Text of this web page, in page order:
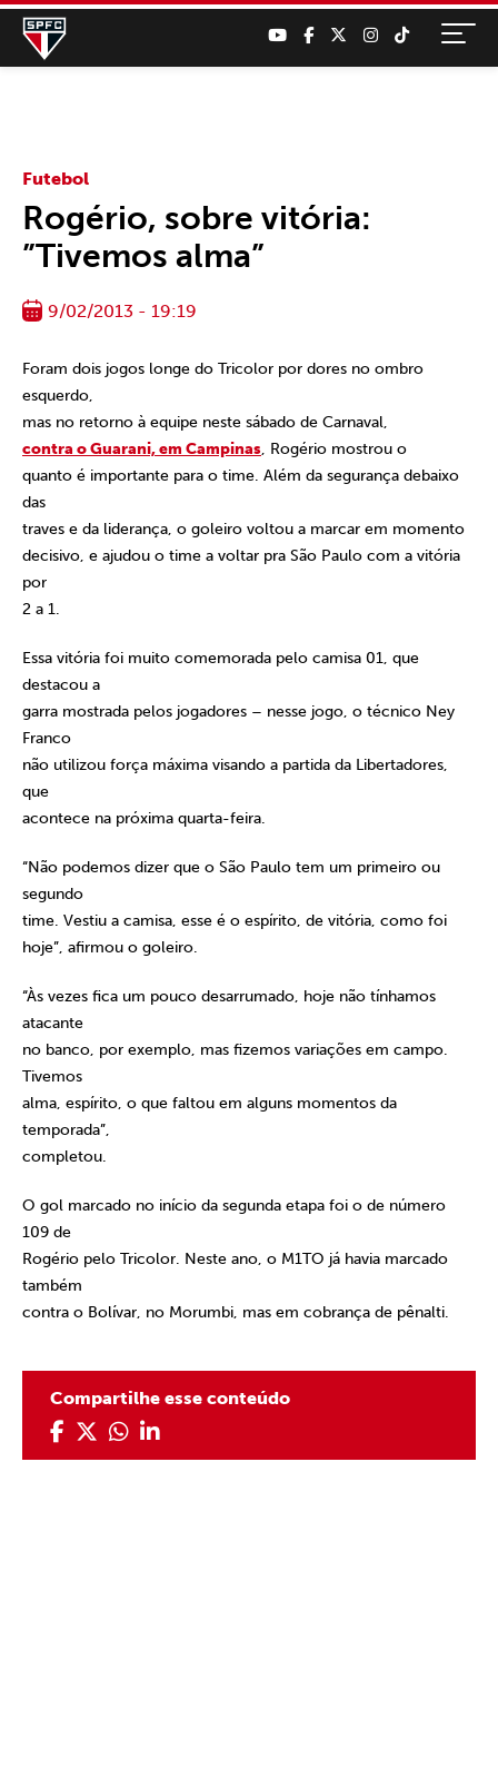
Futebol
Rogério, sobre vitória:
”Tivemos alma”
9/02/2013 - 19:19
Foram dois jogos longe do Tricolor por dores no ombro
esquerdo,
mas no retorno à equipe neste sábado de Carnaval,
contra o Guarani, em Campinas, Rogério mostrou o
quanto é importante para o time. Além da segurança debaixo
das
traves e da liderança, o goleiro voltou a marcar em momento
decisivo, e ajudou o time a voltar pra São Paulo com a vitória
por
2 a 1.
Essa vitória foi muito comemorada pelo camisa 01, que
destacou a
garra mostrada pelos jogadores – nesse jogo, o técnico Ney
Franco
não utilizou força máxima visando a partida da Libertadores,
que
acontece na próxima quarta-feira.
“Não podemos dizer que o São Paulo tem um primeiro ou
segundo
time. Vestiu a camisa, esse é o espírito, de vitória, como foi
hoje”, afirmou o goleiro.
“Às vezes fica um pouco desarrumado, hoje não tínhamos
atacante
no banco, por exemplo, mas fizemos variações em campo.
Tivemos
alma, espírito, o que faltou em alguns momentos da
temporada”,
completou.
O gol marcado no início da segunda etapa foi o de número
109 de
Rogério pelo Tricolor. Neste ano, o M1TO já havia marcado
também
contra o Bolívar, no Morumbi, mas em cobrança de pênalti.
Compartilhe esse conteúdo